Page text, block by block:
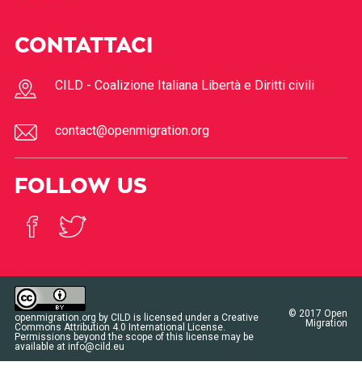
CONTATTACI
CILD - Coalizione Italiana Libertà e Diritti civili
contact@openmigration.org
FOLLOW US
openmigration.org by CILD is licensed under a Creative
Commons Attribution 4.0 International License.
Permissions beyond the scope of this license may be
available at info@cild.eu
© 2017 Open
Migration